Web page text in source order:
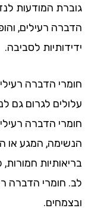
גוברת המודעות
הדברה רעילים,
ידידותיות לסביבה.
חומרי הדברה
עלולים לגרום גם
חומרי הדברה
הנשימה, המגע או
בריאותיות חמורות,
לב. חומרי הדברה
ובצמחים.